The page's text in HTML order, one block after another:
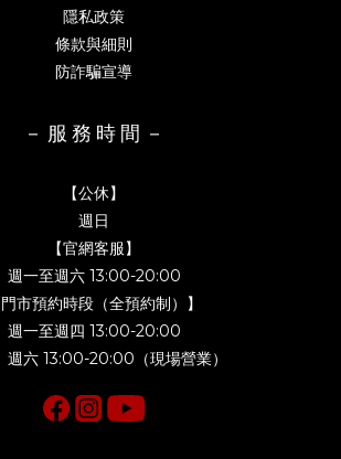
隱私政策
條款與細則
防詐騙宣導
－ 服 務 時 間 －
【公休】
週日
【官網客服】
週一至週六 13:00-20:00
門市預約時段（全預約制）】
週一至週四 13:00-20:00
週六 13:00-20:00（現場營業）